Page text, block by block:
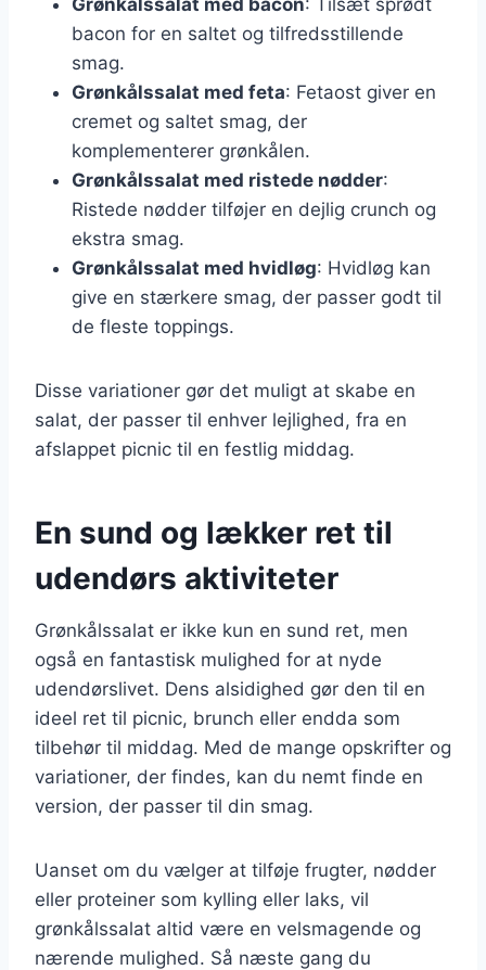
bacon for en saltet og tilfredsstillende
smag.
Grønkålssalat med feta: Fetaost giver en
cremet og saltet smag, der
komplementerer grønkålen.
Grønkålssalat med ristede nødder:
Ristede nødder tilføjer en dejlig crunch og
ekstra smag.
Grønkålssalat med hvidløg: Hvidløg kan
give en stærkere smag, der passer godt til
de fleste toppings.
Disse variationer gør det muligt at skabe en
salat, der passer til enhver lejlighed, fra en
afslappet picnic til en festlig middag.
En sund og lækker ret til
udendørs aktiviteter
Grønkålssalat er ikke kun en sund ret, men
også en fantastisk mulighed for at nyde
udendørslivet. Dens alsidighed gør den til en
ideel ret til picnic, brunch eller endda som
tilbehør til middag. Med de mange opskrifter og
variationer, der findes, kan du nemt finde en
version, der passer til din smag.
Uanset om du vælger at tilføje frugter, nødder
eller proteiner som kylling eller laks, vil
grønkålssalat altid være en velsmagende og
nærende mulighed. Så næste gang du